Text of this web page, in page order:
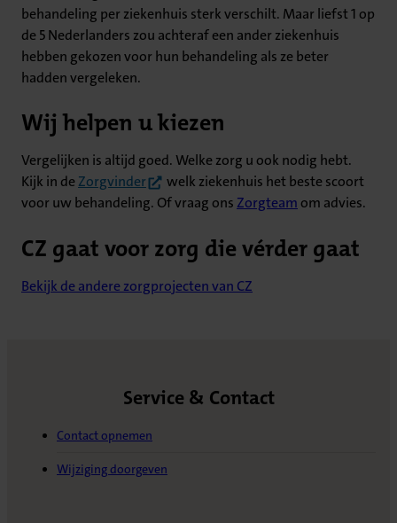
behandeling per ziekenhuis sterk verschilt. Maar liefst 1 op
de 5 Nederlanders zou achteraf een ander ziekenhuis
hebben gekozen voor hun behandeling als ze beter
hadden vergeleken.
Wij helpen u kiezen
Vergelijken is altijd goed. Welke zorg u ook nodig hebt.
Kijk in deZorgvinder(opent in nieuw tabblad)
welk ziekenhuis het beste scoort
voor uw behandeling. Of vraag ons Zorgteam om advies.
CZ gaat voor zorg die vérder gaat
Bekijk de andere zorgprojecten van CZ
Service & Contact
Contact opnemen
Wijziging doorgeven